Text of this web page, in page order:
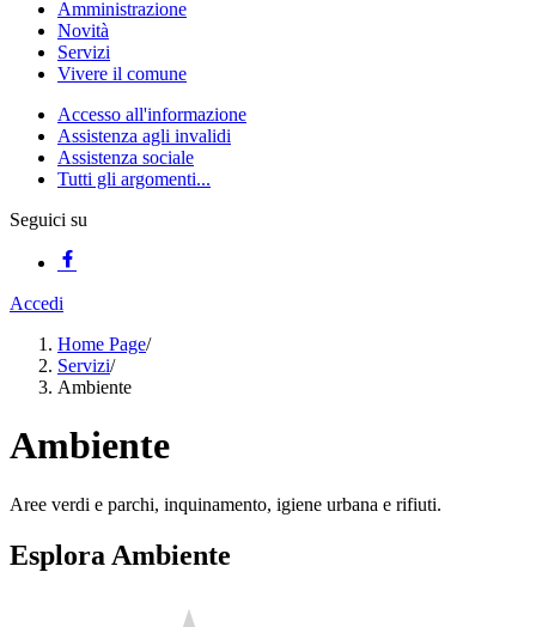
Amministrazione
Novità
Servizi
Vivere il comune
Accesso all'informazione
Assistenza agli invalidi
Assistenza sociale
Tutti gli argomenti...
Seguici su
Accedi
Home Page/
Servizi/
Ambiente
Ambiente
Aree verdi e parchi, inquinamento, igiene urbana e rifiuti.
Esplora Ambiente